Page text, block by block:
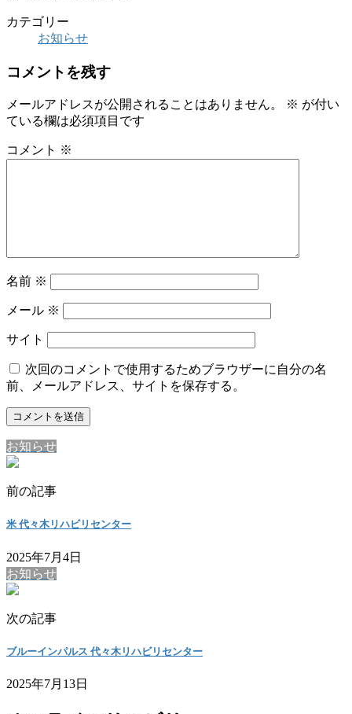
カテゴリー
お知らせ
コメントを残す
メールアドレスが公開されることはありません。 ※ が付い
ている欄は必須項目です
コメント ※
名前 ※
メール ※
サイト
次回のコメントで使用するためブラウザーに自分の名
前、メールアドレス、サイトを保存する。
お知らせ
前の記事
米 代々木リハビリセンター
2025年7月4日
お知らせ
次の記事
ブルーインパルス 代々木リハビリセンター
2025年7月13日